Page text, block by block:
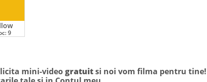
9
mini-video gratuitsi noi vom filma pentru tine!